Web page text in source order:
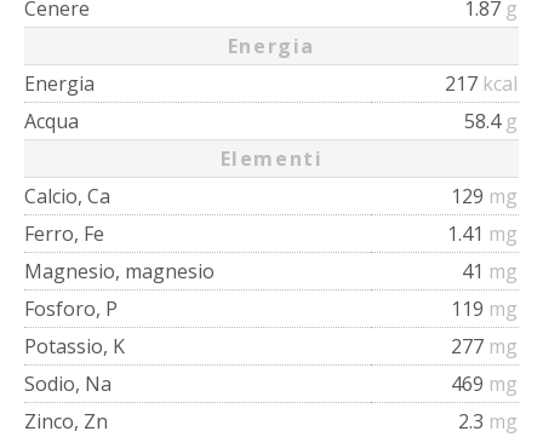
Cenere
1.87 g
Energia
Energia
217 kcal
Acqua
58.4 g
Elementi
Calcio, Ca
129 mg
Ferro, Fe
1.41 mg
Magnesio, magnesio
41 mg
Fosforo, P
119 mg
Potassio, K
277 mg
Sodio, Na
469 mg
Zinco, Zn
2.3 mg